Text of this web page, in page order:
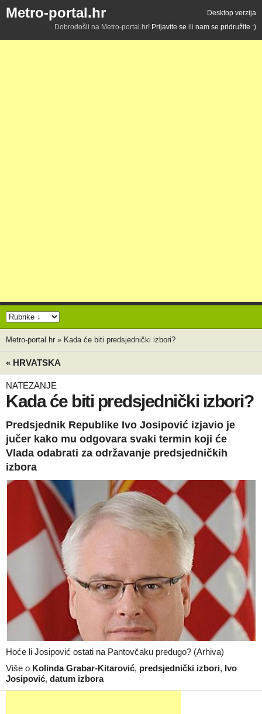
Metro-portal.hr
Desktop verzija
Dobrodošli na Metro-portal.hr! Prijavite se ili nam se pridružite :)
Metro-portal.hr » Kada će biti predsjednički izbori?
« HRVATSKA
NATEZANJE
Kada će biti predsjednički izbori?
Predsjednik Republike Ivo Josipović izjavio je
jučer kako mu odgovara svaki termin koji će
Vlada odabrati za održavanje predsjedničkih
izbora
Hoće li Josipović ostati na Pantovčaku predugo? (Arhiva)
Više o Kolinda Grabar-Kitarović, predsjednički izbori, Ivo
Josipović, datum izbora